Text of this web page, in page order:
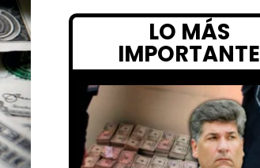
LO MÁS
IMPORTANTE